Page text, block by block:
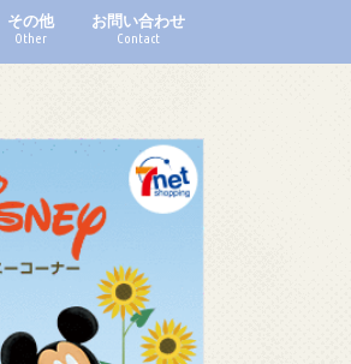
その他
Other
お問い合わせ
Contact